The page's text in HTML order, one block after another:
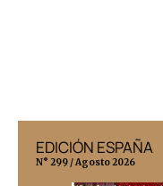
EDICIÓN ESPAÑA
N° 299 / Agosto 2026